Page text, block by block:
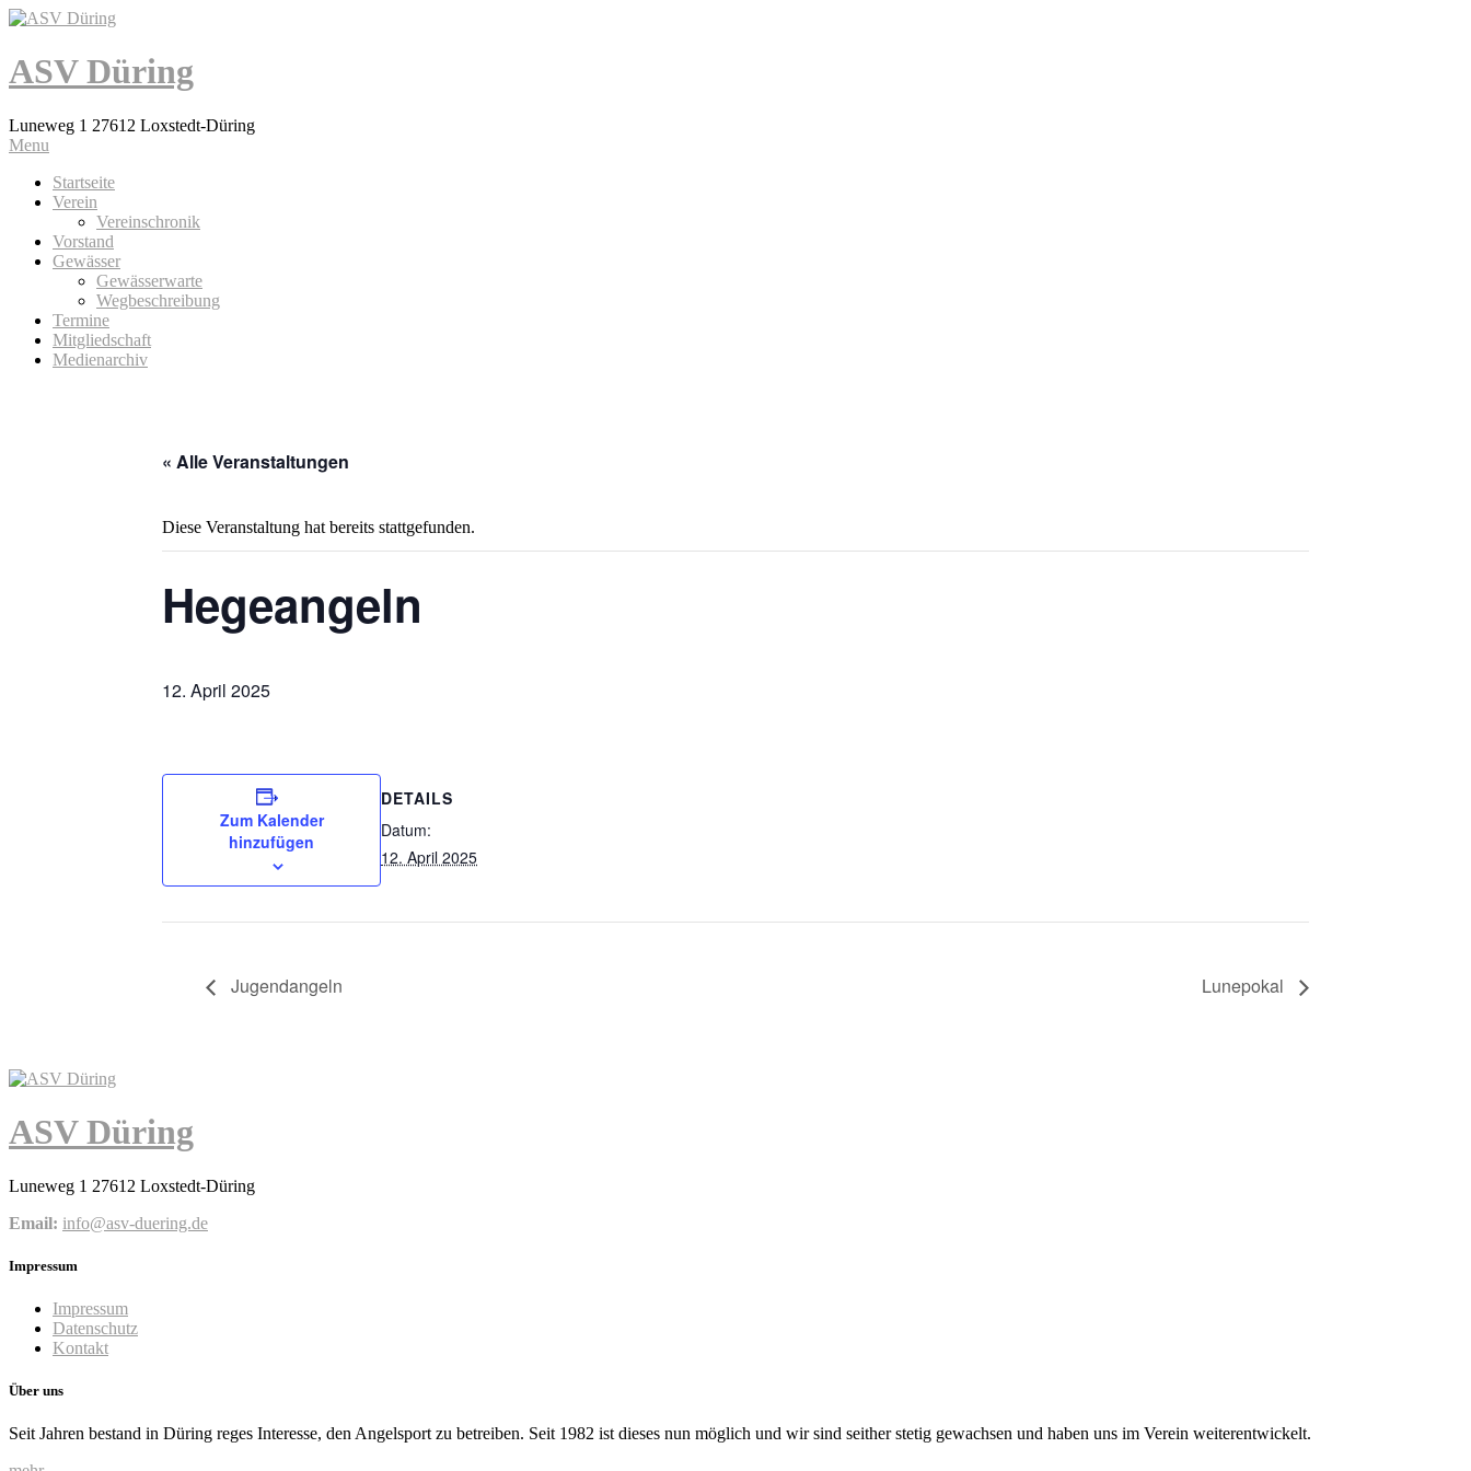
ASV Düring
Luneweg 1 27612 Loxstedt-Düring
Menu
Startseite
Verein
Vereinschronik
Vorstand
Gewässer
Gewässerwarte
Wegbeschreibung
Termine
Mitgliedschaft
Medienarchiv
« Alle Veranstaltungen
Diese Veranstaltung hat bereits stattgefunden.
Hegeangeln
12. April 2025
Zum Kalender
hinzufügen
DETAILS
Datum:
12. April 2025
Jugendangeln Lunepokal
ASV Düring
Luneweg 1 27612 Loxstedt-Düring
Email: info@asv-duering.de
Impressum
Impressum
Datenschutz
Kontakt
Über uns
Seit Jahren bestand in Düring reges Interesse, den Angelsport zu betreiben. Seit 1982 ist dieses nun möglich und wir sind seither stetig gewachsen und haben uns im Verein weiterentwickelt.